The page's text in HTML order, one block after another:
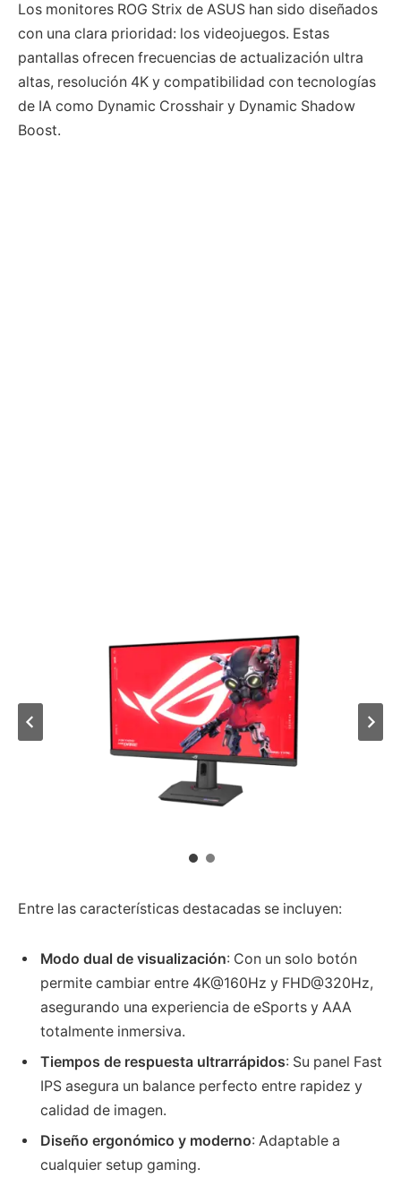
Los monitores ROG Strix de ASUS han sido diseñados
con una clara prioridad: los videojuegos. Estas
pantallas ofrecen frecuencias de actualización ultra
altas, resolución 4K y compatibilidad con tecnologías
de IA como Dynamic Crosshair y Dynamic Shadow
Boost.
Entre las características destacadas se incluyen:
Modo dual de visualización: Con un solo botón
permite cambiar entre 4K@160Hz y FHD@320Hz,
asegurando una experiencia de eSports y AAA
totalmente inmersiva.
Tiempos de respuesta ultrarrápidos: Su panel Fast
IPS asegura un balance perfecto entre rapidez y
calidad de imagen.
Diseño ergonómico y moderno: Adaptable a
cualquier setup gaming.